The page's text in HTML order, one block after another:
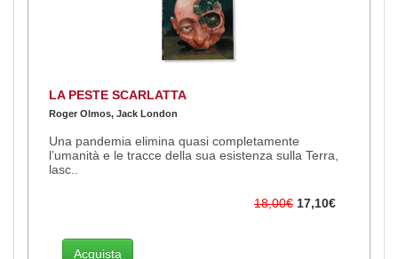
LA PESTE SCARLATTA
Roger Olmos, Jack London
Una pandemia elimina quasi completamente
l’umanità e le tracce della sua esistenza sulla Terra,
lasc..
18,00€ 17,10€
Acquista